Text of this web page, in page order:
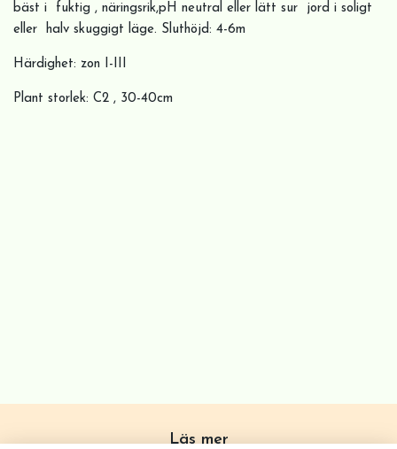
bäst i fuktig , näringsrik,pH neutral eller lätt sur jord i soligt
eller halv skuggigt läge. Sluthöjd: 4-6m
Härdighet: zon I-III
Plant storlek: C2 , 30-40cm
Läs mer